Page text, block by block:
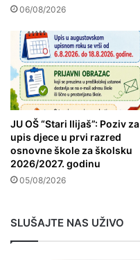
06/08/2026
JU OŠ “Stari Ilijaš”: Poziv za
upis djece u prvi razred
osnovne škole za školsku
2026/2027. godinu
05/08/2026
SLUŠAJTE NAS UŽIVO